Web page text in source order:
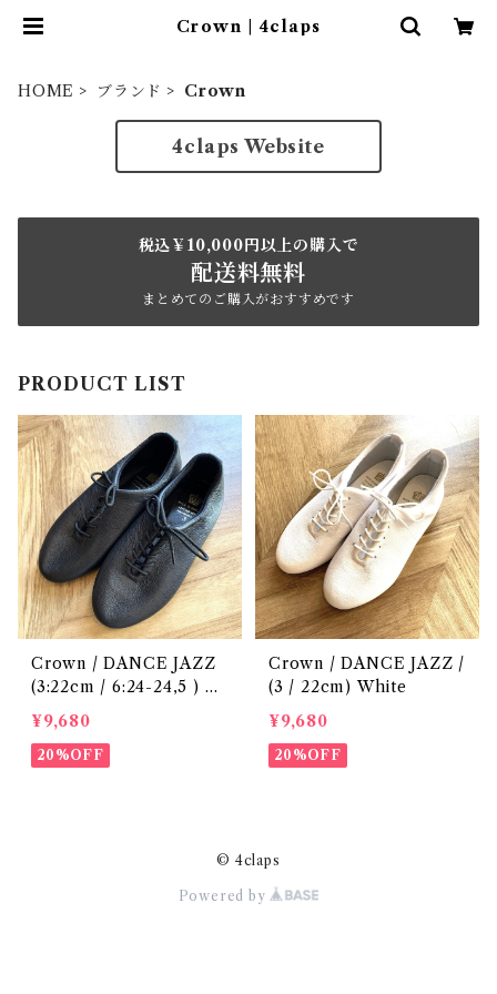
Crown | 4claps
HOME ブランド Crown
4claps Website
税込￥10,000円以上の購入で
配送料無料
まとめてのご購入がおすすめです
PRODUCT LIST
Crown / DANCE JAZZ
(3:22cm / 6:24-24,5 ) Bl
ack
¥9,680
20%OFF
Crown / DANCE JAZZ /
(3 / 22cm) White
¥9,680
20%OFF
© 4claps
Powered by